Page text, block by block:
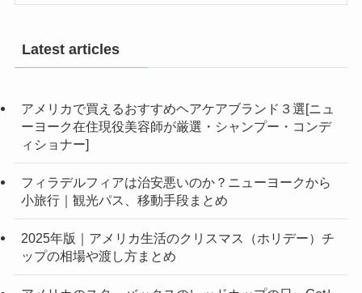
Latest articles
アメリカで買えるおすすめヘアケアブランド３選[ニュ
ーヨーク在住現役美容師が厳選・シャンプー・コンデ
ィショナー]
フィラデルフィアは治安悪いのか？ニューヨークから
小旅行｜観光パス、移動手段まとめ
2025年版｜アメリカ生活のクリスマス（ホリデー）チ
ップの相場や渡し方まとめ